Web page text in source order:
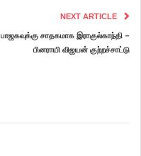
NEXT ARTICLE
பாஜகவுக்கு சாதகமாக இராகுல்காந்தி –
பினராயி விஜயன் குற்றச்சாட்டு